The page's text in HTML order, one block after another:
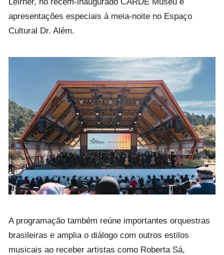
apresentações especiais à meia-noite no Espaço
Cultural Dr. Além.
A programação também reúne importantes orquestras
brasileiras e amplia o diálogo com outros estilos
musicais ao receber artistas como Roberta Sá,